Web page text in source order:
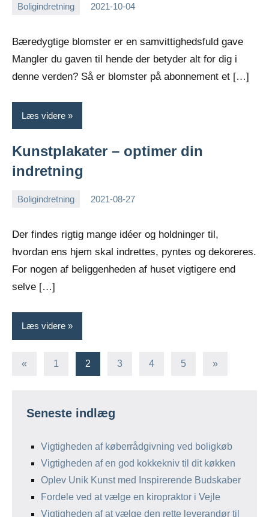
Boligindretning 2021-10-04
Esben
Bæredygtige blomster er en samvittighedsfuld gave
Mangler du gaven til hende der betyder alt for dig i
denne verden? Så er blomster på abonnement et […]
Læs videre
Kunstplakater – optimer din
indretning
Boligindretning 2021-08-27
Esben
Der findes rigtig mange idéer og holdninger til,
hvordan ens hjem skal indrettes, pyntes og dekoreres.
For nogen af beliggenheden af huset vigtigere end
selve […]
Læs videre
Indlægsinddeling
« Forrige1 2 3 4 5
Næste
»
Seneste indlæg
Vigtigheden af køberrådgivning ved boligkøb
Vigtigheden af en god kokkekniv til dit køkken
Oplev Unik Kunst med Inspirerende Budskaber
Fordele ved at vælge en kiropraktor i Vejle
Vigtigheden af at vælge den rette leverandør til